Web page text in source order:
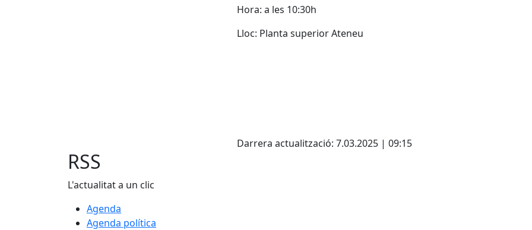
Hora: a les 10:30h
Lloc: Planta superior Ateneu
Darrera actualització: 7.03.2025 | 09:15
RSS
L'actualitat a un clic
Agenda
Agenda política